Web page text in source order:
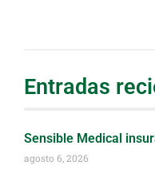
Entradas
Sensible Medical
agosto 6, 2026